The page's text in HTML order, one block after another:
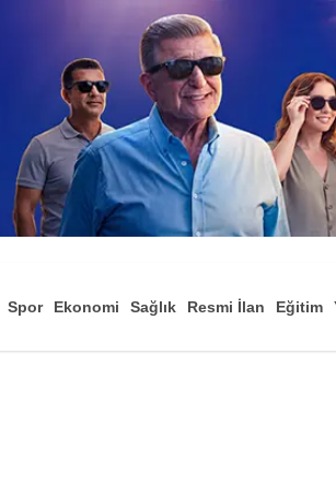
Spor Ekonomi Sağlık Resmi İlan Eğitim